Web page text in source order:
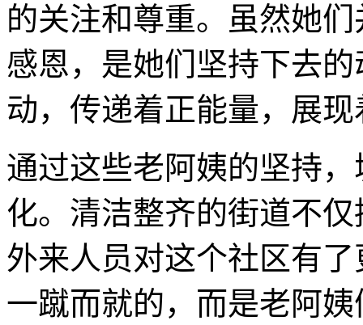
的关注和尊重。虽然她
感恩，是她们坚持下去
动，传递着正能量，展
通过这些老阿姨的坚持
化。清洁整齐的街道不
外来人员对这个社区有
一蹴而就的，而是老阿